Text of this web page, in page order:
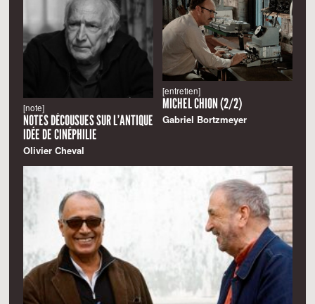
[note]
NOTES DÉCOUSUES SUR L’ANTIQUE
IDÉE DE CINÉPHILIE
Olivier Cheval
[entretien]
MICHEL CHION (2/2)
Gabriel Bortzmeyer